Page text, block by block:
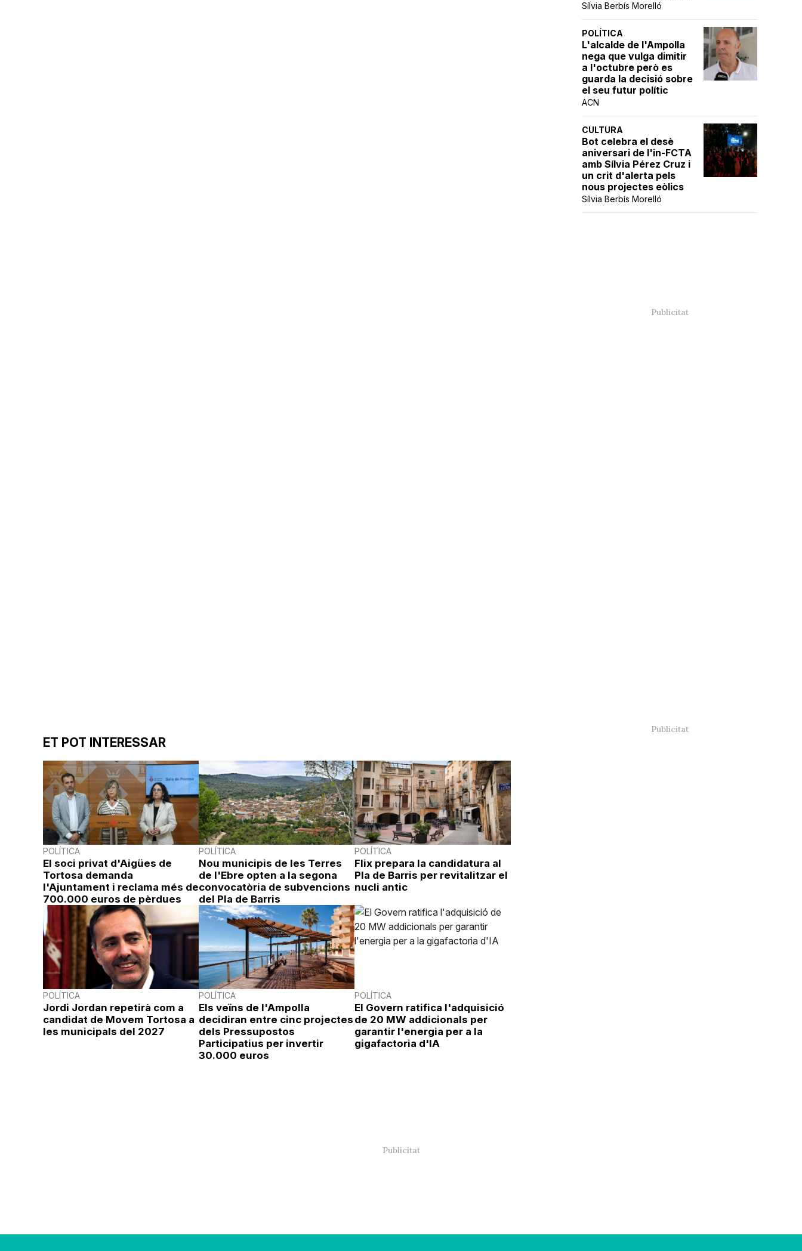
Sílvia Berbís Morelló
POLÍTICA
L'alcalde de l'Ampolla
nega que vulga dimitir
a l'octubre però es
guarda la decisió sobre
el seu futur polític
ACN
CULTURA
Bot celebra el desè
aniversari de l'in-FCTA
amb Sílvia Pérez Cruz i
un crit d'alerta pels
nous projectes eòlics
Sílvia Berbís Morelló
ET POT INTERESSAR
POLÍTICA
El soci privat d'Aigües de
Tortosa demanda
l'Ajuntament i reclama més de
700.000 euros de pèrdues
POLÍTICA
Nou municipis de les Terres
de l'Ebre opten a la segona
convocatòria de subvencions
del Pla de Barris
POLÍTICA
Flix prepara la candidatura al
Pla de Barris per revitalitzar el
nucli antic
POLÍTICA
Jordi Jordan repetirà com a
candidat de Movem Tortosa a
les municipals del 2027
POLÍTICA
Els veïns de l'Ampolla
decidiran entre cinc projectes
dels Pressupostos
Participatius per invertir
30.000 euros
POLÍTICA
El Govern ratifica l'adquisició
de 20 MW addicionals per
garantir l'energia per a la
gigafactoria d'IA